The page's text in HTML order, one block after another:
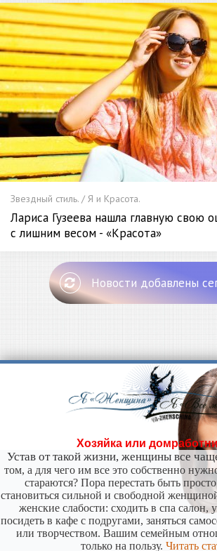
Звездный стиль. / Я и Красота.
Лариса Гузеева нашла главную свою
с лишним весом - «Красота»
Новости добавлены
Хозяйка или
Устав от такой жизни, женщины все
том, а для чего им все это собственно
стараются? Пора перестать быть
становиться сильной и свободной
женские слабости: сходить в спа салон,
посидеть в кафе с подругами, заняться
или творчеством. Вашим семейным
только на пользу. Читать